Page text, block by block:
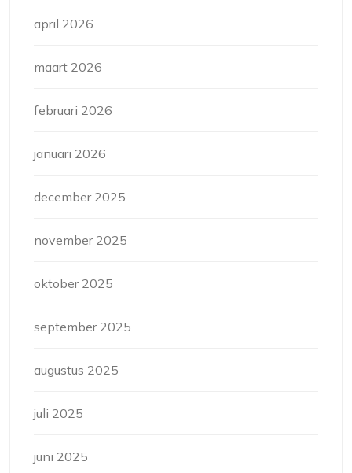
april 2026
maart 2026
februari 2026
januari 2026
december 2025
november 2025
oktober 2025
september 2025
augustus 2025
juli 2025
juni 2025